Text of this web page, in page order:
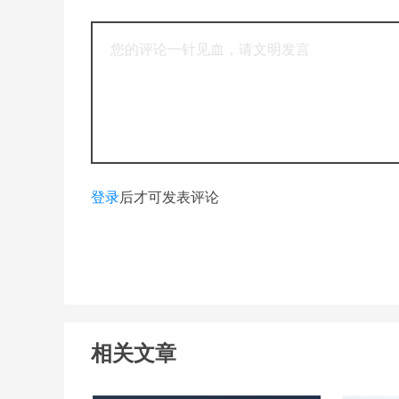
登录后才可发表评论
相关文章